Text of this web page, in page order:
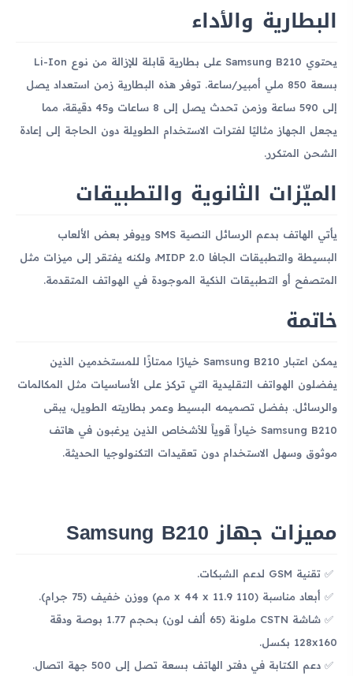
البطارية والأداء
يحتوي Samsung B210 على بطارية قابلة للإزالة من نوع Li-Ion
بسعة 850 ملي أمبير/ساعة. توفر هذه البطارية زمن استعداد يصل
إلى 590 ساعة وزمن تحدث يصل إلى 8 ساعات و45 دقيقة، مما
يجعل الجهاز مثاليًا لفترات الاستخدام الطويلة دون الحاجة إلى إعادة
الشحن المتكرر.
الميّزات الثانوية والتطبيقات
يأتي الهاتف بدعم الرسائل النصية SMS ويوفر بعض الألعاب
البسيطة والتطبيقات الجافا MIDP 2.0، ولكنه يفتقر إلى ميزات مثل
المتصفح أو التطبيقات الذكية الموجودة في الهواتف المتقدمة.
خاتمة
يمكن اعتبار Samsung B210 خيارًا ممتازًا للمستخدمين الذين
يفضلون الهواتف التقليدية التي تركز على الأساسيات مثل المكالمات
والرسائل. بفضل تصميمه البسيط وعمر بطاريته الطويل، يبقى
Samsung B210 خياراً قوياً للأشخاص الذين يرغبون في هاتف
موثوق وسهل الاستخدام دون تعقيدات التكنولوجيا الحديثة.
مميزات جهاز Samsung B210
تقنية GSM لدعم الشبكات.
أبعاد مناسبة (110 x 44 x 11.9 مم) ووزن خفيف (75 جرام).
شاشة CSTN ملونة (65 ألف لون) بحجم 1.77 بوصة ودقة
128x160 بكسل.
دعم الكتابة في دفتر الهاتف بسعة تصل إلى 500 جهة اتصال.